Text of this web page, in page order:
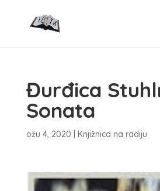
Đurđica
Sonata
ožu 4, 2020 Knjižnica na radiju